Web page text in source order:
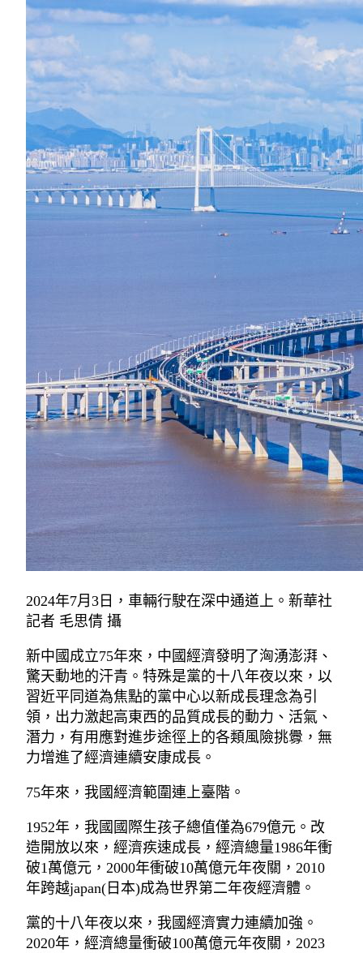
2024年7月3日，車輛行駛在深中通道上。新華社
記者 毛思倩 攝
新中國成立75年來，中國經濟發明了洶湧澎湃、
驚天動地的汗青。特殊是黨的十八年夜以來，以
習近平同道為焦點的黨中心以新成長理念為引
領，出力激起高東西的品質成長的動力、活氣、
潛力，有用應對進步途徑上的各類風險挑釁，無
力增進了經濟連續安康成長。
75年來，我國經濟範圍連上臺階。
1952年，我國國際生孩子總值僅為679億元。改
造開放以來，經濟疾速成長，經濟總量1986年衝
破1萬億元，2000年衝破10萬億元年夜關，2010
年跨越japan(日本)成為世界第二年夜經濟體。
黨的十八年夜以來，我國經濟實力連續加強。
2020年，經濟總量衝破100萬億元年夜關，2023